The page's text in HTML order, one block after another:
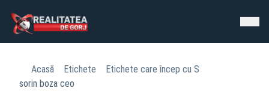
Acasă Etichete
Etichete care încep cu S
sorin boza ceo